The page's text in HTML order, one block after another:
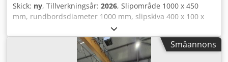
Skick: ny, Tillverkningsår: 2026, Slipområde 1000 x 450
mm, rundbordsdiameter 1000 mm, slipskiva 400 x 100 x
127 mm, spindeleffekt 11 kW inklusive varvtalsreglering,
elektro-permanent magnetspännplatta med diameter 1000
mm och hållkraftsreglering, automatisk avdragare
monterad på spindelkåpan inklusive kompensation för
Småannons